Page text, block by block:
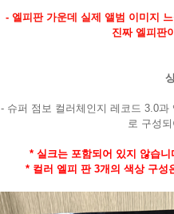
페이코 라이
- 엘피판 가운데 실제 앨범 이미지
진짜 엘피판
- 슈퍼 점보 컬러체인지 레코드 3.0
로 구성
* 실크는 포함되어 있지 않습
* 컬러 엘피 판 3개의 색상 구성